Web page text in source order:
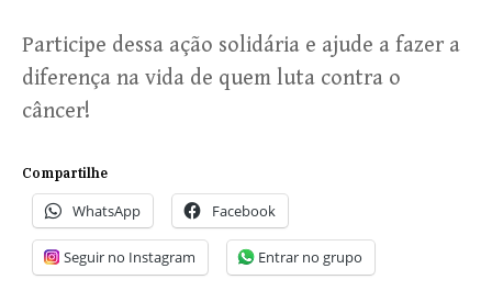
Participe dessa ação solidária e ajude a fazer a
diferença na vida de quem luta contra o
câncer!
Compartilhe
WhatsApp Facebook
Seguir no Instagram Entrar no grupo